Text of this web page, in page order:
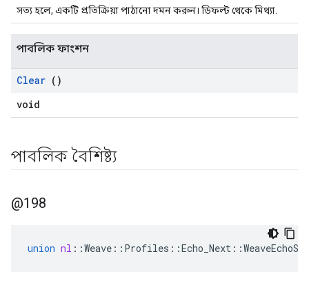
সত্য হলে, একটি প্রতিক্রিয়া পাঠানো দমন করুন। ডিফল্ট থেকে মিথ্যা.
পাবলিক ফাংশন
Clear ()
void
পাবলিক বৈশিষ্ট্য
@198
union nl ::Weave :: Profiles ::Echo_Next ::